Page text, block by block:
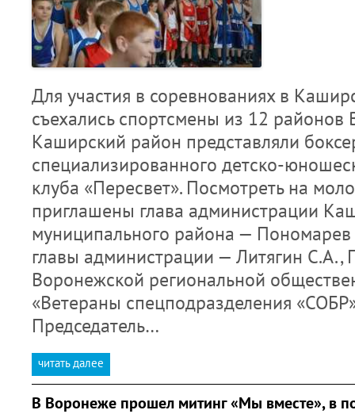
Для участия в соревнованиях в
съехались спортсмены из 12 районов
Каширский район представляли
специализированного детско-
клуба «Пересвет». Посмотреть на
приглашены глава администрации
муниципального района — Пономарев
главы администрации — Литягин С.А.,
Воронежской региональной
«Ветераны спецподразделения
Председатель…
читать далее
В Воронеже прошел митинг «Мы вместе», в